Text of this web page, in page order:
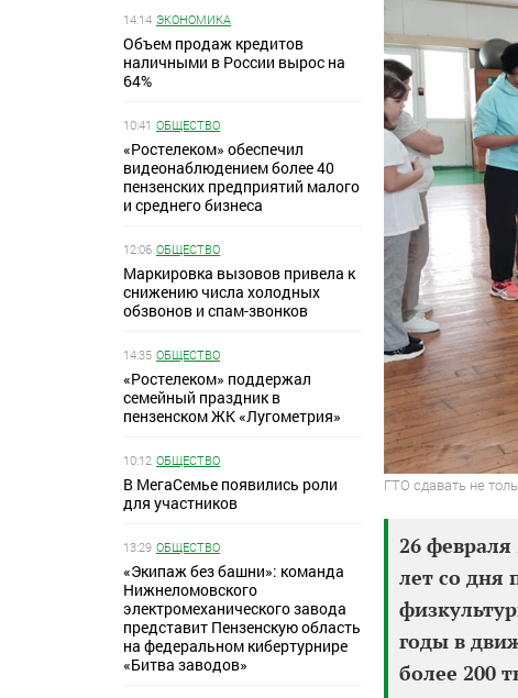
14:14 ЭКОНОМИКА
Объем продаж кредитов
наличными в России вырос на
64%
10:41 ОБЩЕСТВО
«Ростелеком» обеспечил
видеонаблюдением более 40
пензенских предприятий малого
и среднего бизнеса
12:06 ОБЩЕСТВО
Маркировка вызовов привела к
снижению числа холодных
обзвонов и спам-звонков
14:35 ОБЩЕСТВО
«Ростелеком» поддержал
семейный праздник в
пензенском ЖК «Лугометрия»
10:12 ОБЩЕСТВО
В МегаСемье появились роли
для участников
13:29 ОБЩЕСТВО
«Экипаж без башни»: команда
Нижнеломовского
электромеханического завода
представит Пензенскую область
на федеральном кибертурнире
«Битва заводов»
ГТО сдавать не
26 февраля
лет со дня
годы в
более 200